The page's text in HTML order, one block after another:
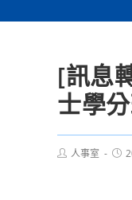
[訊息
士學
Post人事室
Post